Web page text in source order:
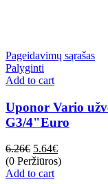
Pageidavimų sąrašas
Palyginti
Add to cart
Uponor Vario
G3/4"Euro
6.26€ 5.64€
(0 Peržiūros)
Add to cart